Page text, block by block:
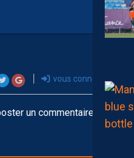
vous connecter
un commentaire